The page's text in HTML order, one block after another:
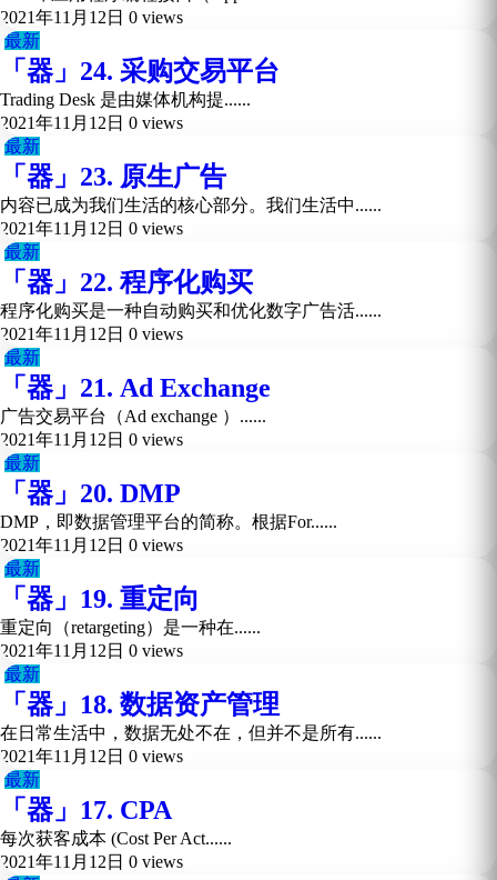
2021年11月12日 0 views
最新
「器」24. 采购交易平台
Trading Desk 是由媒体机构提......
2021年11月12日 0 views
最新
「器」23. 原生广告
内容已成为我们生活的核心部分。我们生活中......
2021年11月12日 0 views
最新
「器」22. 程序化购买
程序化购买是一种自动购买和优化数字广告活......
2021年11月12日 0 views
最新
「器」21. Ad Exchange
广告交易平台（Ad exchange ）......
2021年11月12日 0 views
最新
「器」20. DMP
DMP，即数据管理平台的简称。根据For......
2021年11月12日 0 views
最新
「器」19. 重定向
重定向（retargeting）是一种在......
2021年11月12日 0 views
最新
「器」18. 数据资产管理
在日常生活中，数据无处不在，但并不是所有......
2021年11月12日 0 views
最新
「器」17. CPA
每次获客成本 (Cost Per Act......
2021年11月12日 0 views